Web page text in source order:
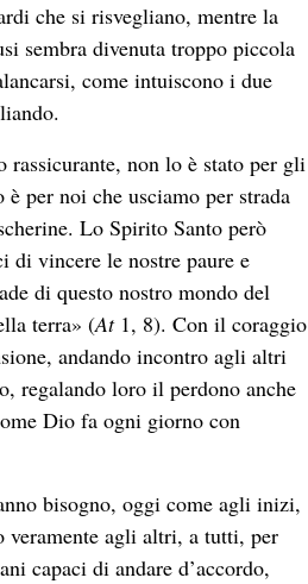
che si risvegliano, mentre la
sembra divenuta troppo piccola
come intuiscono i due
rassicurante, non lo è stato per gli
per noi che usciamo per strada
Lo Spirito Santo però
di vincere le nostre paure e
di questo nostro mondo del
terra» (At1, 8). Con il coraggio
andando incontro agli altri
regalando loro il perdono anche
Dio fa ogni giorno con
bisogno, oggi come agli inizi,
veramente agli altri, a tutti, per
capaci di andare d’accordo,